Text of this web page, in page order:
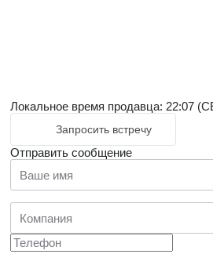
Локальное время продавца: 22:07
Запросить встречу
Отправить сообщение